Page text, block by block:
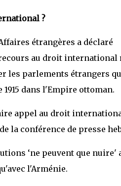
?
étrangères a déclaré
au droit international
les parlements étrangers
dans l'Empire ottoman.
appel au droit
la conférence de presse
‘ne peuvent que
l'Arménie.